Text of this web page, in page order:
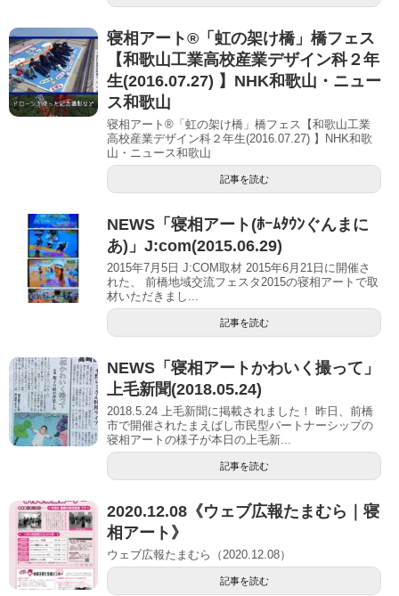
寝相アート®「虹の架け橋」橋フェス
【和歌山工業高校産業デザイン科２年
生(2016.07.27) 】NHK和歌山・ニュー
ス和歌山
寝相アート®「虹の架け橋」橋フェス【和歌山工業
高校産業デザイン科２年生(2016.07.27) 】NHK和歌
山・ニュース和歌山
記事を読む
NEWS「寝相アート(ﾎｰﾑﾀｳﾝぐんまに
あ)」J:com(2015.06.29)
2015年7月5日 J:COM取材 2015年6月21日に開催さ
れた、 前橋地域交流フェスタ2015の寝相アートで取
材いただきまし...
記事を読む
NEWS「寝相アートかわいく撮って」
上毛新聞(2018.05.24)
2018.5.24 上毛新聞に掲載されました！ 昨日、前橋
市で開催されたまえばし市民型パートナーシップの
寝相アートの様子が本日の上毛新...
記事を読む
2020.12.08《ウェブ広報たまむら｜寝
相アート》
ウェブ広報たまむら（2020.12.08）
記事を読む